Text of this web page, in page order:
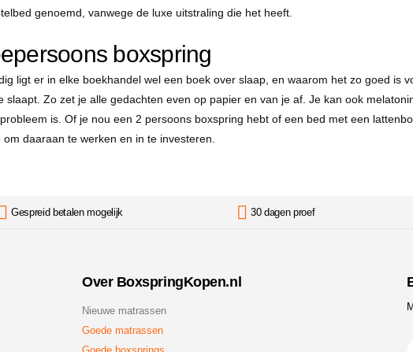
genoemd, vanwege de luxe uitstraling die het heeft.
boxspring
ligt er in elke boekhandel wel een boek over slaap, en waarom het zo goed is
Zo zet je alle gedachten even op papier en van je af. Je kan ook
is. Of je nou een 2 persoons boxspring hebt of een bed met een
daaraan te werken en in te investeren.
Gespreid betalen mogelijk 30 dagen proef
Over BoxspringKopen.nl
Nieuwe matrassen
Goede matrassen